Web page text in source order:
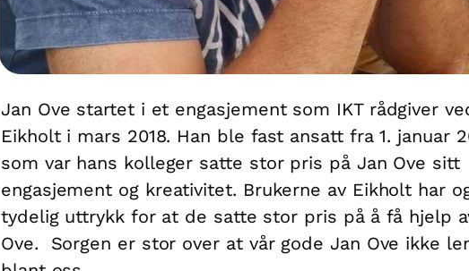
Jan Ove startet i et engasjement som IKT rådgiver
Eikholt i mars 2018. Han ble fast ansatt fra 1. januar
som var hans kolleger satte stor pris på Jan Ove sitt
engasjement og kreativitet. Brukerne av Eikholt har
tydelig uttrykk for at de satte stor pris på å få hjelp
Ove. Sorgen er stor over at vår gode Jan Ove ikke